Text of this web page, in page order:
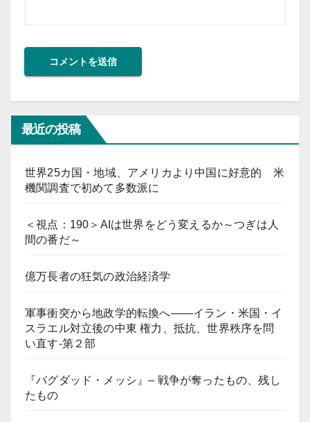
最近の投稿
世界25カ国・地域、アメリカより中国に好意的 米
機関調査で初めて多数派に
＜視点：190＞AIは世界をどう変えるか～つぎは人
間の番だ～
億万長者の狂気の政治経済学
軍事衝突から地政学的転換へ――イラン・米国・イ
スラエル対立後の中東 権力、抵抗、世界秩序を問
い直す-第２部
『バグダッド・メッシ』– 戦争が奪ったもの、残し
たもの